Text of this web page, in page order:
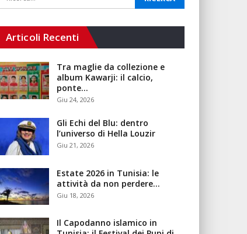
Articoli Recenti
Tra maglie da collezione e
album Kawarji: il calcio,
ponte…
Giu 24, 2026
Gli Echi del Blu: dentro
l’universo di Hella Louzir
Giu 21, 2026
Estate 2026 in Tunisia: le
attività da non perdere…
Giu 18, 2026
Il Capodanno islamico in